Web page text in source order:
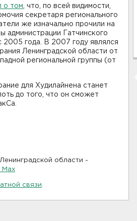
о том , что, по всей видимости,
секретаря регионального
же изначально прочили на
администрации Гатчинского
2005 года. В 2007 году являлся
Ленинградской области от
региональной группы (от
для Худилайнена станет
до того, что он сможет
области -
Maх
связи